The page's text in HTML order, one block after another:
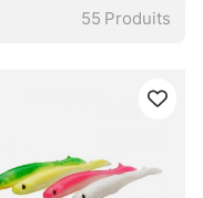
55 Produits